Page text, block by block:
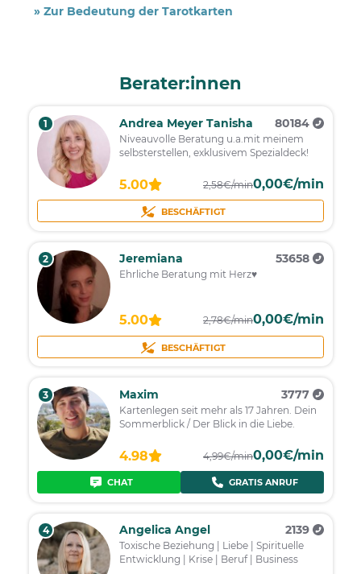
» Zur Bedeutung der Tarotkarten
Berater:innen
1 Andrea Meyer Tanisha 80184
Niveauvolle Beratung u.a.mit meinem
selbsterstellen, exklusivem Spezialdeck!
5.00 2,58€/min0,00€/min
BESCHÄFTIGT
2 Jeremiana 53658
Ehrliche Beratung mit Herz♥
5.00 2,78€/min0,00€/min
BESCHÄFTIGT
3 Maxim 3777
Kartenlegen seit mehr als 17 Jahren. Dein
Sommerblick / Der Blick in die Liebe.
4.98 4,99€/min0,00€/min
CHAT GRATIS ANRUF
4 Angelica Angel 2139
Toxische Beziehung | Liebe | Spirituelle
Entwicklung | Krise | Beruf | Business